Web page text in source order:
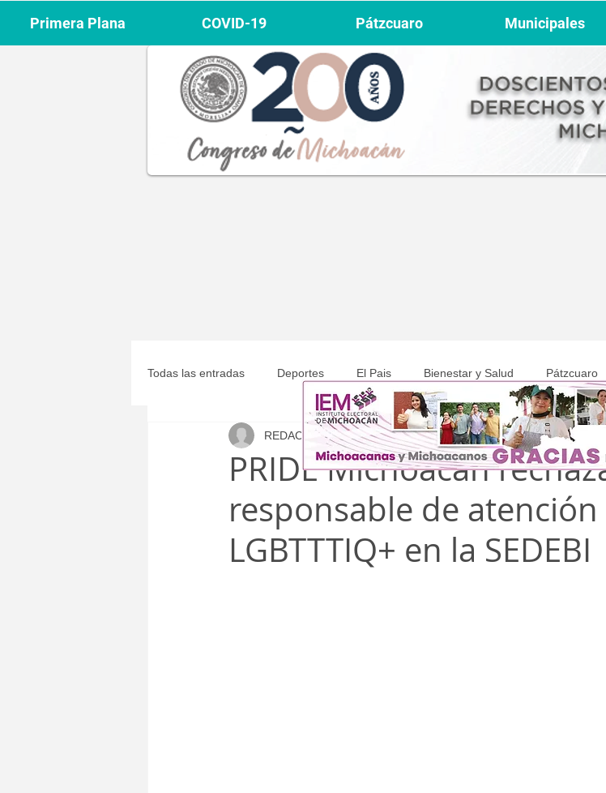
Todas las entradas Deportes El Pais Bienestar y Salud Pátzcuaro
Michoacán Municipales COVID-19
PRIDE Michoacán
responsable de
LGBTTTIQ+ en la SEDEBI
REDACCIÓN 3 mar 2025 1 min de lectura
Primera Plana COVID-19 Pátzcuaro Municipales